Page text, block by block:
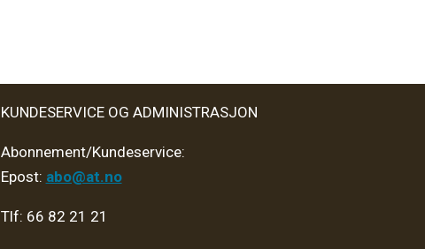
KUNDESERVICE OG ADMINISTRASJON
Abonnement/Kundeservice:
Epost: abo@at.no
Tlf: 66 82 21 21